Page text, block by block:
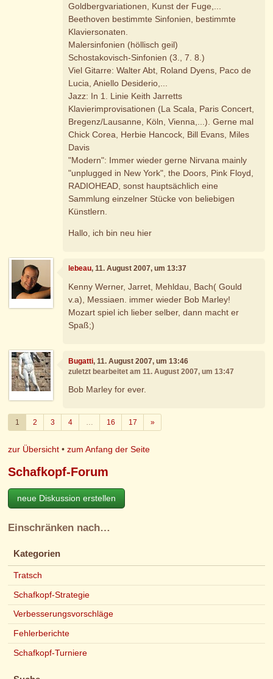
Goldbergvariationen, Kunst der Fuge,...
Beethoven bestimmte Sinfonien, bestimmte
Klaviersonaten.
Malersinfonien (höllisch geil)
Schostakovisch-Sinfonien (3., 7. 8.)
Viel Gitarre: Walter Abt, Roland Dyens, Paco de
Lucia, Aniello Desiderio,...
Jazz: In 1. Linie Keith Jarretts
Klavierimprovisationen (La Scala, Paris Concert,
Bregenz/Lausanne, Köln, Vienna,...). Gerne mal
Chick Corea, Herbie Hancock, Bill Evans, Miles
Davis
"Modern": Immer wieder gerne Nirvana mainly
"unplugged in New York", the Doors, Pink Floyd,
RADIOHEAD, sonst hauptsächlich eine
Sammlung einzelner Stücke von beliebigen
Künstlern.
Hallo, ich bin neu hier
lebeau, 11. August 2007, um 13:37
Kenny Werner, Jarret, Mehldau, Bach( Gould
v.a), Messiaen. immer wieder Bob Marley!
Mozart spiel ich lieber selber, dann macht er
Spaß;)
Bugatti, 11. August 2007, um 13:46
zuletzt bearbeitet am 11. August 2007, um 13:47
Bob Marley for ever.
1 2 3 4 … 16 17 »Weiter
zur Übersicht •zum Anfang der Seite
Schafkopf-Forum
neue Diskussion erstellen
Einschränken nach…
Kategorien
Tratsch
Schafkopf-Strategie
Verbesserungsvorschläge
Fehlerberichte
Schafkopf-Turniere